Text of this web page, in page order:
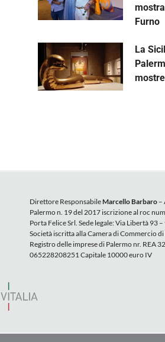
Furno
La
Direttore ResponsabileMarcello Barbaro–
Palermo n. 19 del 2017 iscrizione al roc
Porta Felice Srl. Sede legale: Via Libertà 93
Società iscritta alla Camera di Commercio
Registro delle imprese di Palermo nr. REA
065228208251 Capitale 10000 euro IV